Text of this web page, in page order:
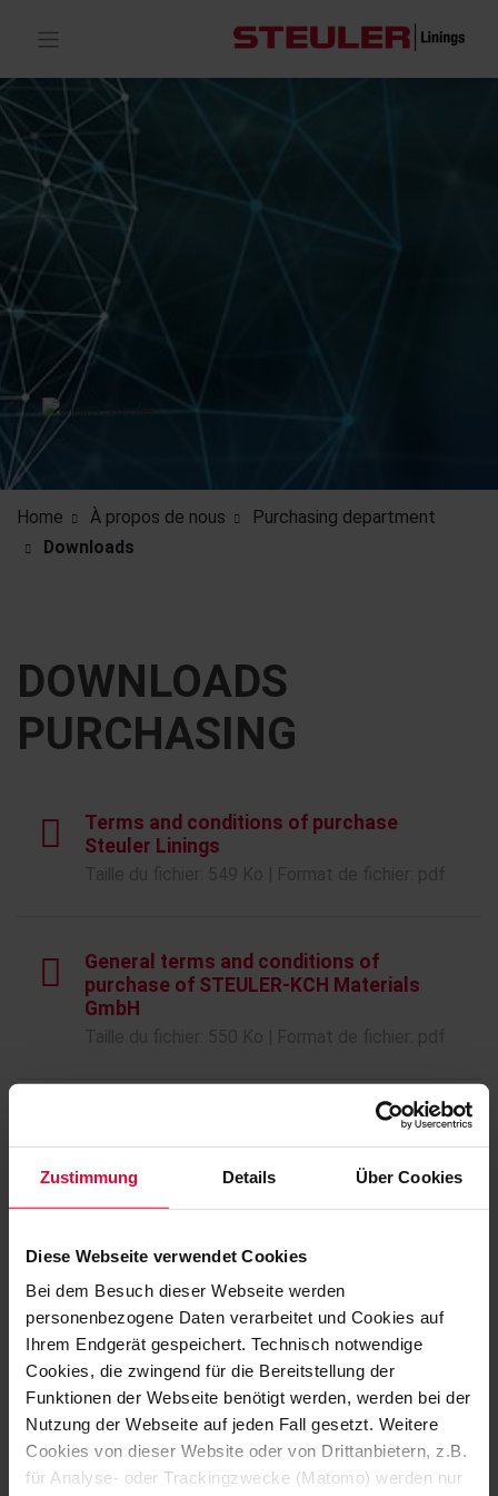
Zustimmung Details Über Cookies
Diese Webseite verwendet Cookies
Bei dem Besuch dieser Webseite werden
personenbezogene Daten verarbeitet und Cookies auf
Ihrem Endgerät gespeichert. Technisch notwendige
Cookies, die zwingend für die Bereitstellung der
Funktionen der Webseite benötigt werden, werden bei der
Nutzung der Webseite auf jeden Fall gesetzt. Weitere
Cookies von dieser Website oder von Drittanbietern, z.B.
für Analyse- oder Trackingzwecke (Matomo) werden nur
Home À propos de nous
Purchasing department
Downloads
DOWNLOADS
PURCHASING
Terms and conditions of purchase
Steuler Linings
General terms and conditions of
purchase of STEULER-KCH Materials
GmbH
Taille du fichier: 550 Ko | Format de fichier: pdf
Regulations for external companies
Steuler Linings
Taille du fichier: 93 Ko | Format de fichier: pdf
Purchasing guidelines Steuler Linings
Taille du fichier: 46 Ko | Format de fichier: pdf
Purchasing policy Steuler Linings
Taille du fichier: 47 Ko | Format de fichier: pdf